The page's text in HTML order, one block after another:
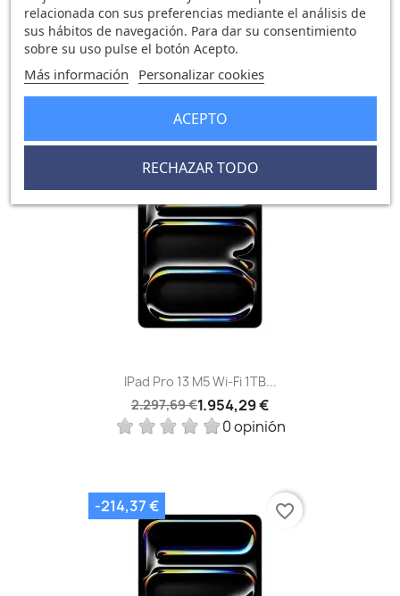
IPad Pro 13 M5 Wi‑Fi 1TB Plata
2.168,32 €1.844,44 €
0 opinión
IPad Pro 13 M5 Wi‑Fi 1TB...
2.297,69 €1.954,29 €
0 opinión
-343,40 €
-214,37 € favorite_border
relacionada con sus preferencias mediante el análisis de
sus hábitos de navegación. Para dar su consentimiento
sobre su uso pulse el botón Acepto.
Más información Personalizar cookies
RECHAZAR TODO
ACEPTO